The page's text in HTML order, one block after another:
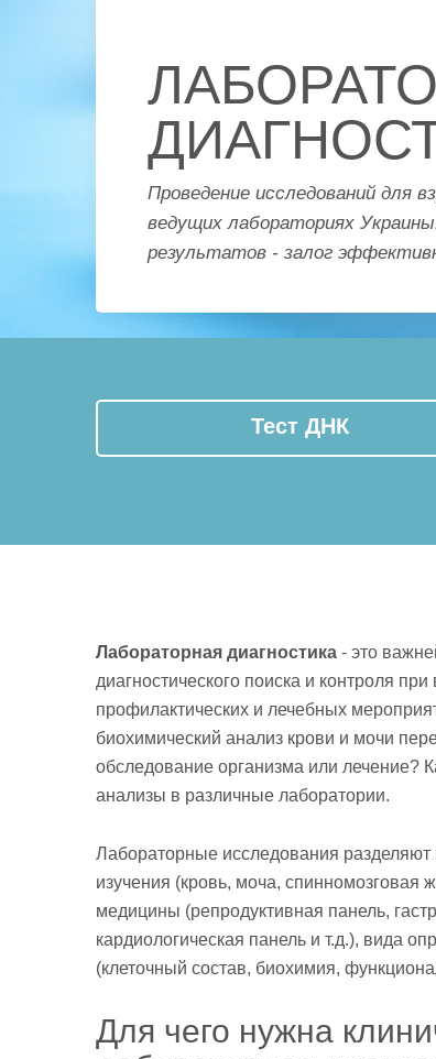
Проведение исследований для
ведущих лабораториях
результатов - залог
Тест ДНК
Лабораторная диагностика - это
диагностического поиска и контроля
профилактических и лечебных
биохимический анализ крови и мочи
обследование организма или лечение?
анализы в различные лаборатории.
Лабораторные исследования разделяют
изучения (кровь, моча, спинномозговая
медицины (репродуктивная панель,
кардиологическая панель и т.д.), вида
(клеточный состав, биохимия,
Для чего нужна